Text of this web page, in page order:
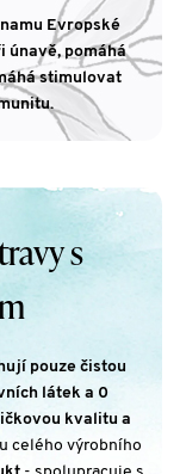
Evropské
únavě, pomáhá
stimulovat
s
pouze čistou
látek a 0
kvalitu a
celého výrobního